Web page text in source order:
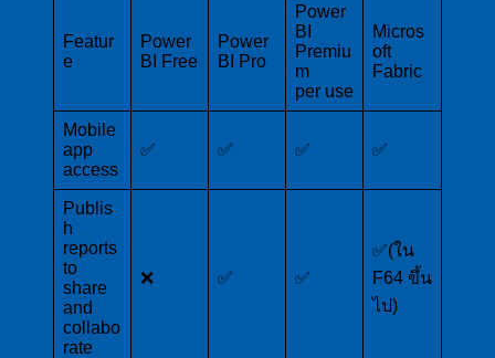
Featur
e
Power
BI Free
Power
BI Pro
Power
BI
Premiu
m
per use
Micros
oft
Fabric
Mobile
app
access
✅ ✅ ✅ ✅
Publis
h
reports
to
share
and
collabo
rate
❌ ✅ ✅
✅(ใน
F64 ขึ้น
ไป)